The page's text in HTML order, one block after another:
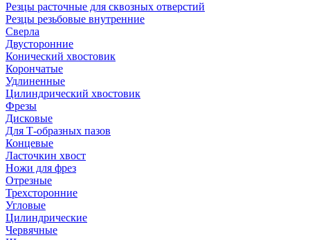
Резцы расточные для сквозных отверстий
Резцы резьбовые внутренние
Сверла
Двусторонние
Конический хвостовик
Корончатые
Удлиненные
Цилиндрический хвостовик
Фрезы
Дисковые
Для Т-образных пазов
Концевые
Ласточкин хвост
Ножи для фрез
Отрезные
Трехсторонние
Угловые
Цилиндрические
Червячные